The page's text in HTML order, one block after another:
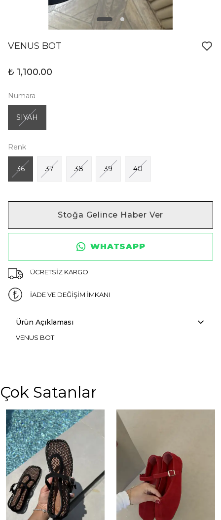
VENUS BOT
₺ 1,100.00
Numara
SIYAH
Renk
36 37 38 39 40
Stoğa Gelince Haber Ver
WHATSAPP
ÜCRETSİZ KARGO
İADE VE DEĞİŞİM İMKANI
Ürün Açıklaması
VENUS BOT
Çok Satanlar